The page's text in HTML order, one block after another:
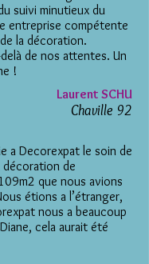
suivi minutieux du
entreprise compétente
la décoration.
de nos attentes. Un
!
Laurent SCHU
Chaville 92
a Decorexpat le soin de
décoration de
que nous avions
étions a l’étranger,
nous a beaucoup
cela aurait été